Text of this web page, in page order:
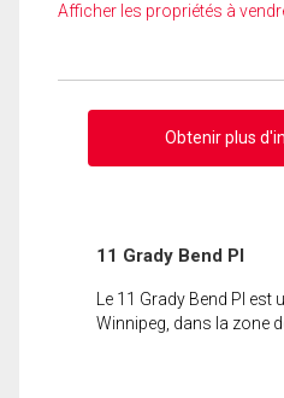
Afficher les propriétés à
Obtenir plus
11 Grady Bend Pl
Le 11 Grady Bend Pl est
Winnipeg, dans la zone